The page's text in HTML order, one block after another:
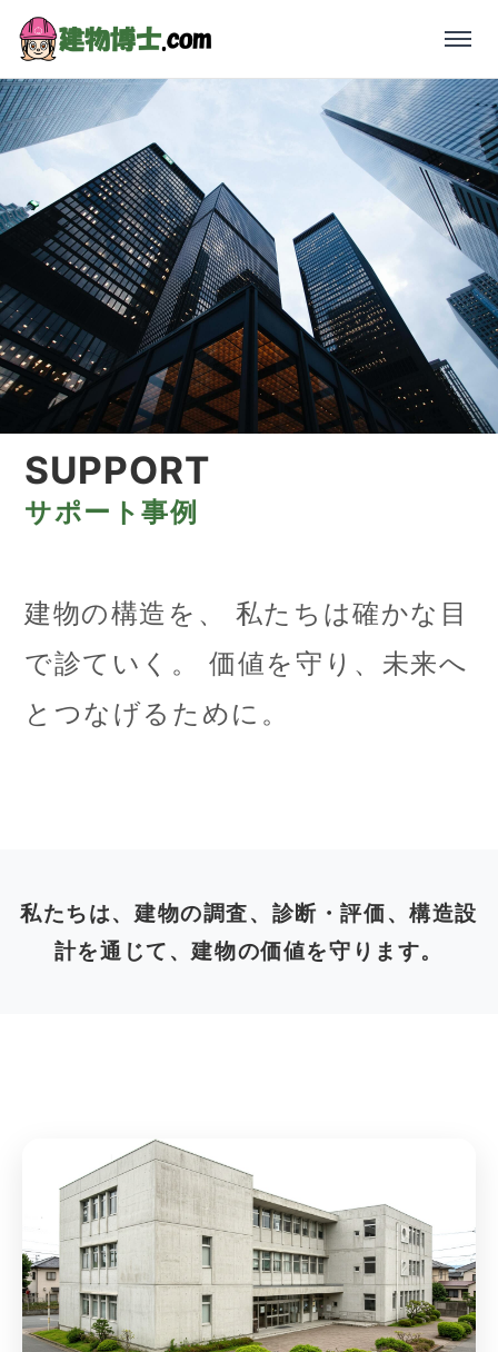
SUPPORT
サポート事例
建物の構造を、
私たちは確かな目
で診ていく。
価値を守り、未来へ
とつなげるために。
私たちは、建物の調査、診断・評価、構造設
計を通じて、建物の価値を守ります。